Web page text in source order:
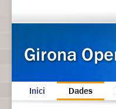
Inici Dades